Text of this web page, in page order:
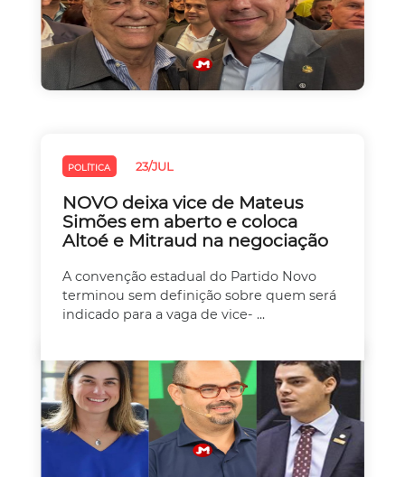
POLÍTICA 23/JUL
NOVO deixa vice de Mateus
Simões em aberto e coloca
Altoé e Mitraud na negociação
A convenção estadual do Partido Novo
terminou sem definição sobre quem será
indicado para a vaga de vice- ...